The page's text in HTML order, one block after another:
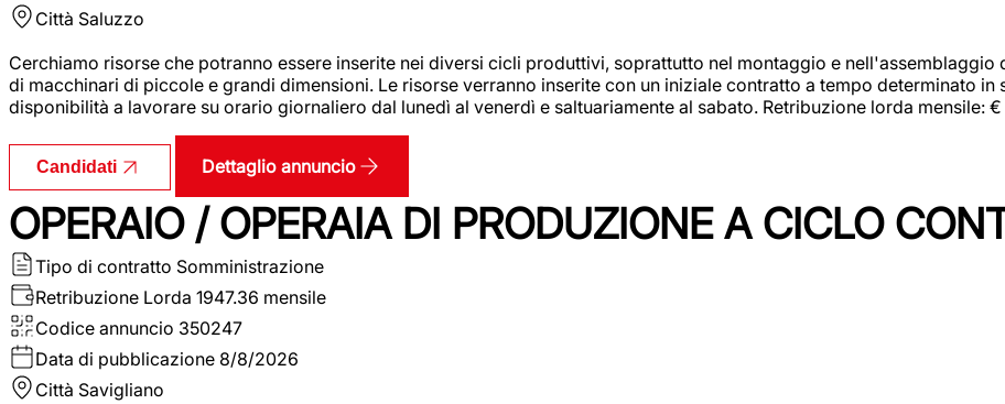
Città Saluzzo
Cerchiamo risorse che potranno essere inserite nei diversi cicli produttivi, soprattutto nel montaggio e
di macchinari di piccole e grandi dimensioni. Le risorse verranno inserite con un iniziale contratto a tempo determinato
disponibilità a lavorare su orario giornaliero dal lunedì al venerdì e saltuariamente al sabato. Retribuzione lorda mensile:
Candidati Dettaglio annuncio
OPERAIO / OPERAIA DI PRODUZIONE A CICLO
Tipo di contratto Somministrazione
Retribuzione Lorda 1947.36 mensile
Codice annuncio 350247
Data di pubblicazione 8/8/2026
Città Savigliano